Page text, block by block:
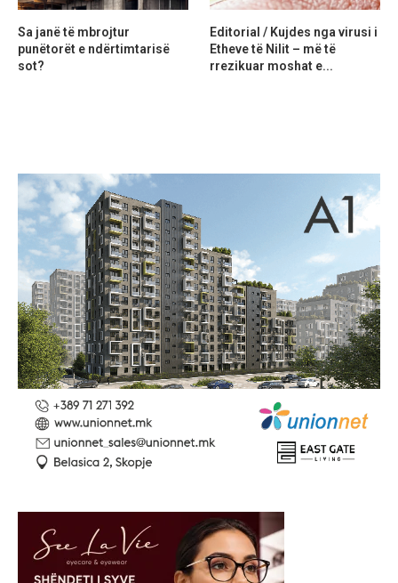
Sa janë të mbrojtur
punëtorët e ndërtimtarisë
sot?
Editorial / Kujdes nga virusi i
Etheve të Nilit – më të
rrezikuar moshat e...